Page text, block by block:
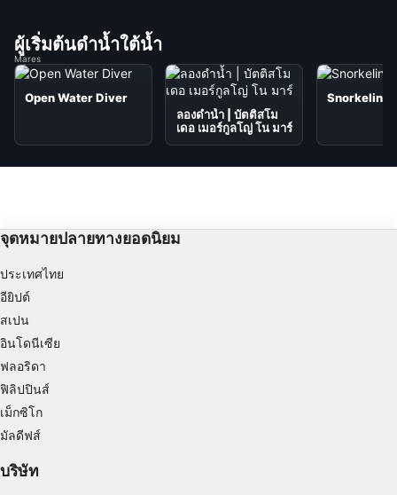
ผู้เริ่มต้นดำน้ำใต้น้ำ
Mares
Open Water Diver
ลองดำน้ำ | บัตติสโม
เดอ เมอร์กูลโญ่ โน มาร์
Snorkeling
จุดหมายปลายทางยอดนิยม
ประเทศไทย
อียิปต์
สเปน
อินโดนีเซีย
ฟลอริดา
ฟิลิปปินส์
เม็กซิโก
มัลดีฟส์
บริษัท